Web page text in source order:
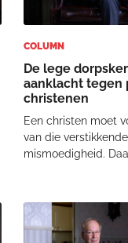
COLUMN
De lege
aanklacht tegen
christenen
Een christen moet
van die
mismoedigheid.
over christenen die
leegstaande Friese
samenkomen en daar